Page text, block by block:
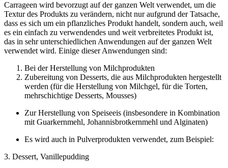
Carrageen wird bevorzugt auf der ganzen Welt verwendet, um die
Textur des Produkts zu verändern, nicht nur aufgrund der Tatsache,
dass es sich um ein pflanzliches Produkt handelt, sondern auch, weil
es ein einfach zu verwendendes und weit verbreitetes Produkt ist,
das in sehr unterschiedlichen Anwendungen auf der ganzen Welt
verwendet wird. Einige dieser Anwendungen sind:
Bei der Herstellung von Milchprodukten
Zubereitung von Desserts, die aus Milchprodukten hergestellt
werden (für die Herstellung von Milchgel, für die Torten,
mehrschichtige Desserts, Mousses)
Zur Herstellung von Speiseeis (insbesondere in Kombination
mit Guarkernmehl, Johannisbrotkernmehl und Alginaten)
Es wird auch in Pulverprodukten verwendet, zum Beispiel:
3. Dessert, Vanillepudding